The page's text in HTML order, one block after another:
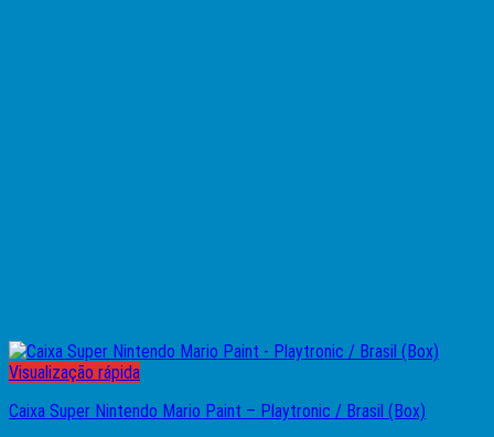
Visualização rápida
Caixa Super Nintendo Mario Paint – Playtronic / Brasil (Box)